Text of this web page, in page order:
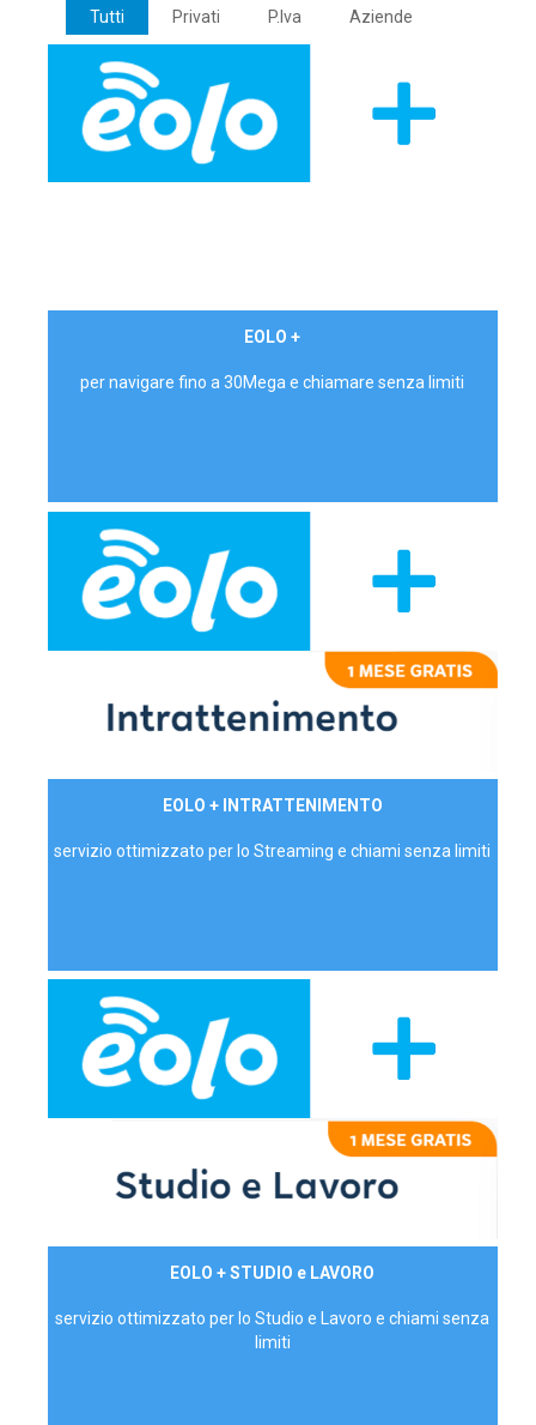
Tutti Privati P.Iva Aziende
EOLO +
per navigare fino a 30Mega e chiamare senza limiti
EOLO + INTRATTENIMENTO
servizio ottimizzato per lo Streaming e chiami senza limiti
EOLO + STUDIO e LAVORO
servizio ottimizzato per lo Studio e Lavoro e chiami senza
limiti